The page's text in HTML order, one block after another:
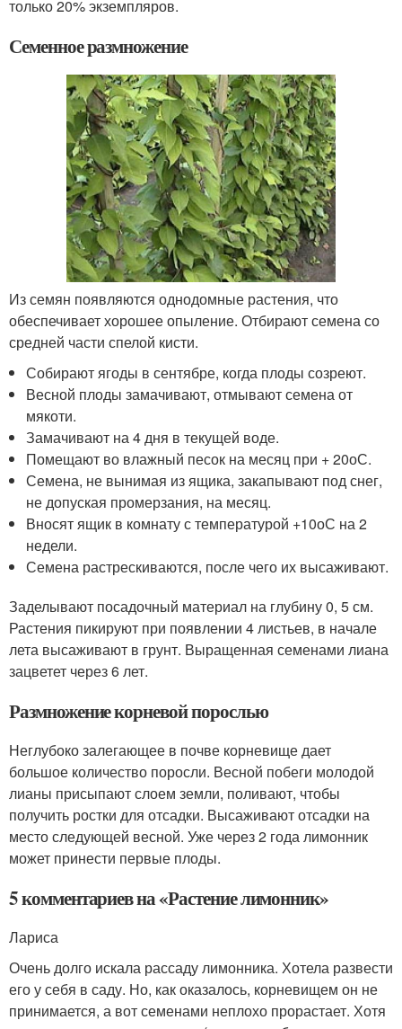
только 20% экземпляров.
Семенное размножение
Из семян появляются однодомные растения, что
обеспечивает хорошее опыление. Отбирают семена со
средней части спелой кисти.
Собирают ягоды в сентябре, когда плоды созреют.
Весной плоды замачивают, отмывают семена от
мякоти.
Замачивают на 4 дня в текущей воде.
Помещают во влажный песок на месяц при + 20оС.
Семена, не вынимая из ящика, закапывают под снег,
не допуская промерзания, на месяц.
Вносят ящик в комнату с температурой +10оС на 2
недели.
Семена растрескиваются, после чего их высаживают.
Заделывают посадочный материал на глубину 0, 5 см.
Растения пикируют при появлении 4 листьев, в начале
лета высаживают в грунт. Выращенная семенами лиана
зацветет через 6 лет.
Размножение корневой порослью
Неглубоко залегающее в почве корневище дает
большое количество поросли. Весной побеги молодой
лианы присыпают слоем земли, поливают, чтобы
получить ростки для отсадки. Высаживают отсадки на
место следующей весной. Уже через 2 года лимонник
может принести первые плоды.
5 комментариев на «Растение лимонник»
Лариса
Очень долго искала рассаду лимонника. Хотела развести
его у себя в саду. Но, как оказалось, корневищем он не
принимается, а вот семенами неплохо прорастает. Хотя